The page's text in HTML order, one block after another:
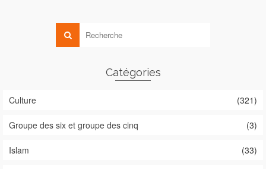
Catégories
Culture (321)
Groupe des six et groupe des cinq (3)
Islam (33)